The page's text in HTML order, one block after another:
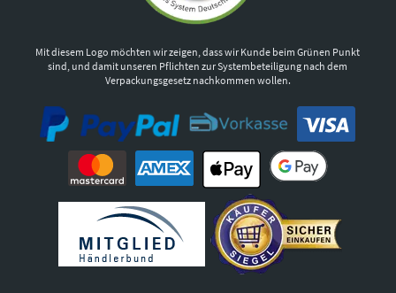
Mit diesem Logo möchten wir zeigen, dass wir Kunde beim Grünen Punkt
sind, und damit unseren Pflichten zur Systembeteiligung nach dem
Verpackungsgesetz nachkommen wollen.